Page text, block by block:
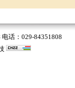
话：029-84351808